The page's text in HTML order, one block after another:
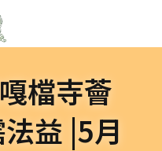
檔寺薈
益 |5月